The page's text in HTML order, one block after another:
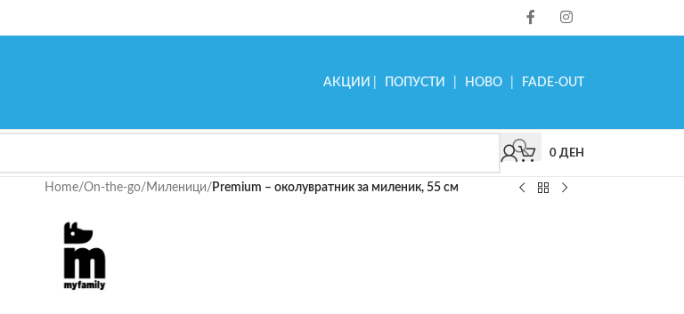
АКЦИИ ПОПУСТИ НОВО FADE-OUT
0 ДЕН
Home/On-the-go/ Миленици/ Premium – околувратник за миленик, 55 см